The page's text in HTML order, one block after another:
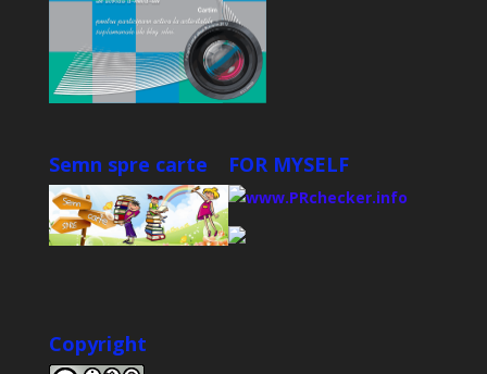
Semn spre carte FOR MYSELF
Copyright